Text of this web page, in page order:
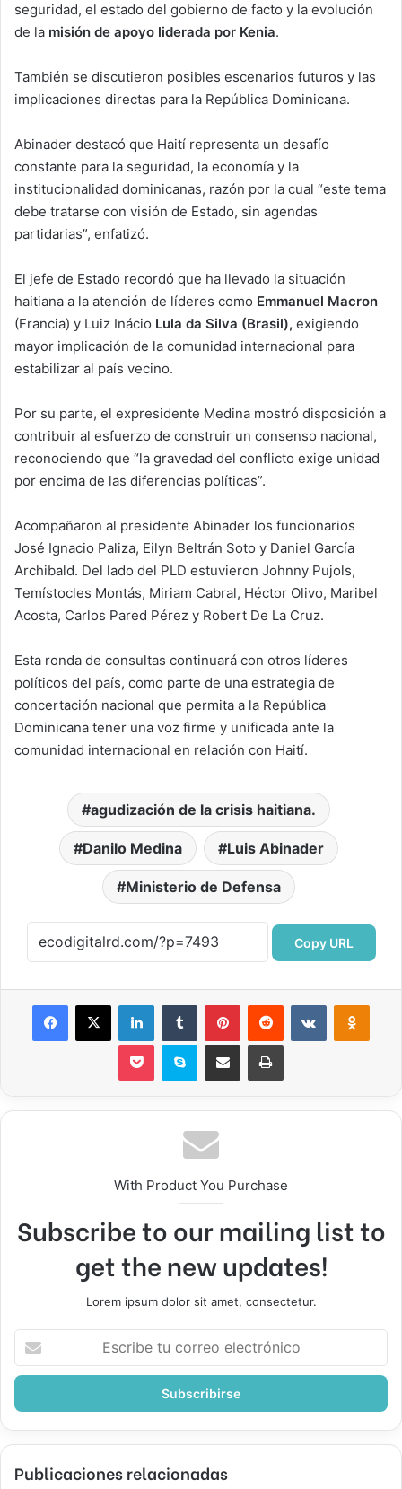
seguridad, el estado del gobierno de facto y la evolución
de la misión de apoyo liderada por Kenia.
También se discutieron posibles escenarios futuros y las
implicaciones directas para la República Dominicana.
Abinader destacó que Haití representa un desafío
constante para la seguridad, la economía y la
institucionalidad dominicanas, razón por la cual “este tema
debe tratarse con visión de Estado, sin agendas
partidarias”, enfatizó.
El jefe de Estado recordó que ha llevado la situación
haitiana a la atención de líderes como Emmanuel Macron
(Francia) y Luiz Inácio Lula da Silva (Brasil), exigiendo
mayor implicación de la comunidad internacional para
estabilizar al país vecino.
Por su parte, el expresidente Medina mostró disposición a
contribuir al esfuerzo de construir un consenso nacional,
reconociendo que “la gravedad del conflicto exige unidad
por encima de las diferencias políticas”.
Acompañaron al presidente Abinader los funcionarios
José Ignacio Paliza, Eilyn Beltrán Soto y Daniel García
Archibald. Del lado del PLD estuvieron Johnny Pujols,
Temístocles Montás, Miriam Cabral, Héctor Olivo, Maribel
Acosta, Carlos Pared Pérez y Robert De La Cruz.
Esta ronda de consultas continuará con otros líderes
políticos del país, como parte de una estrategia de
concertación nacional que permita a la República
Dominicana tener una voz firme y unificada ante la
comunidad internacional en relación con Haití.
agudización de la crisis haitiana.
Danilo Medina Luis Abinader
Ministerio de Defensa
Copy URL
Facebook
X LinkedInTumblr PinterestReddit VKontakte
Pocket Skype Compartir por correo electrónicoImprimir
With Product You Purchase
Subscribe to our mailing list to
get the new updates!
Lorem ipsum dolor sit amet, consectetur.
correo
Publicaciones relacionadas